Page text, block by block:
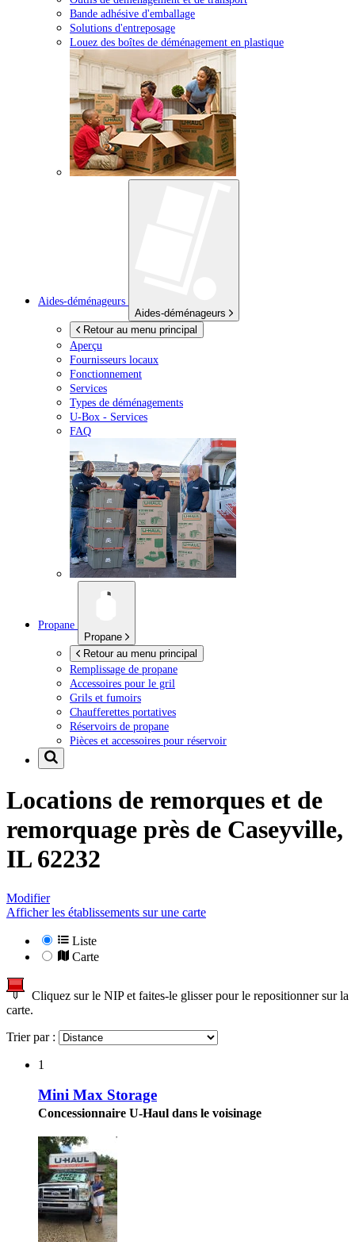
Bande adhésive d'emballage
Solutions d'entreposage
Louez des boîtes de déménagement en plastique
Aides-déménageurs
Aides-déménageurs
Retour au menu principal
Aperçu
Fournisseurs locaux
Fonctionnement
Services
Types de déménagements
U-Box - Services
FAQ
Propane
Propane
Retour au menu principal
Remplissage de propane
Accessoires pour le gril
Grils et fumoirs
Chaufferettes portatives
Réservoirs de propane
Pièces et accessoires pour réservoir
Locations de remorques et de
remorquage près de Caseyville,
IL 62232
Modifier
Afficher les établissements sur une carte
Liste
Carte
Cliquez sur le NIP et faites-le glisser pour le repositionner sur la
carte.
Trier par :
1
Mini Max Storage
Concessionnaire U-Haul dans le voisinage